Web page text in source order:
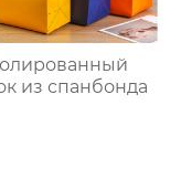
из спанбонда